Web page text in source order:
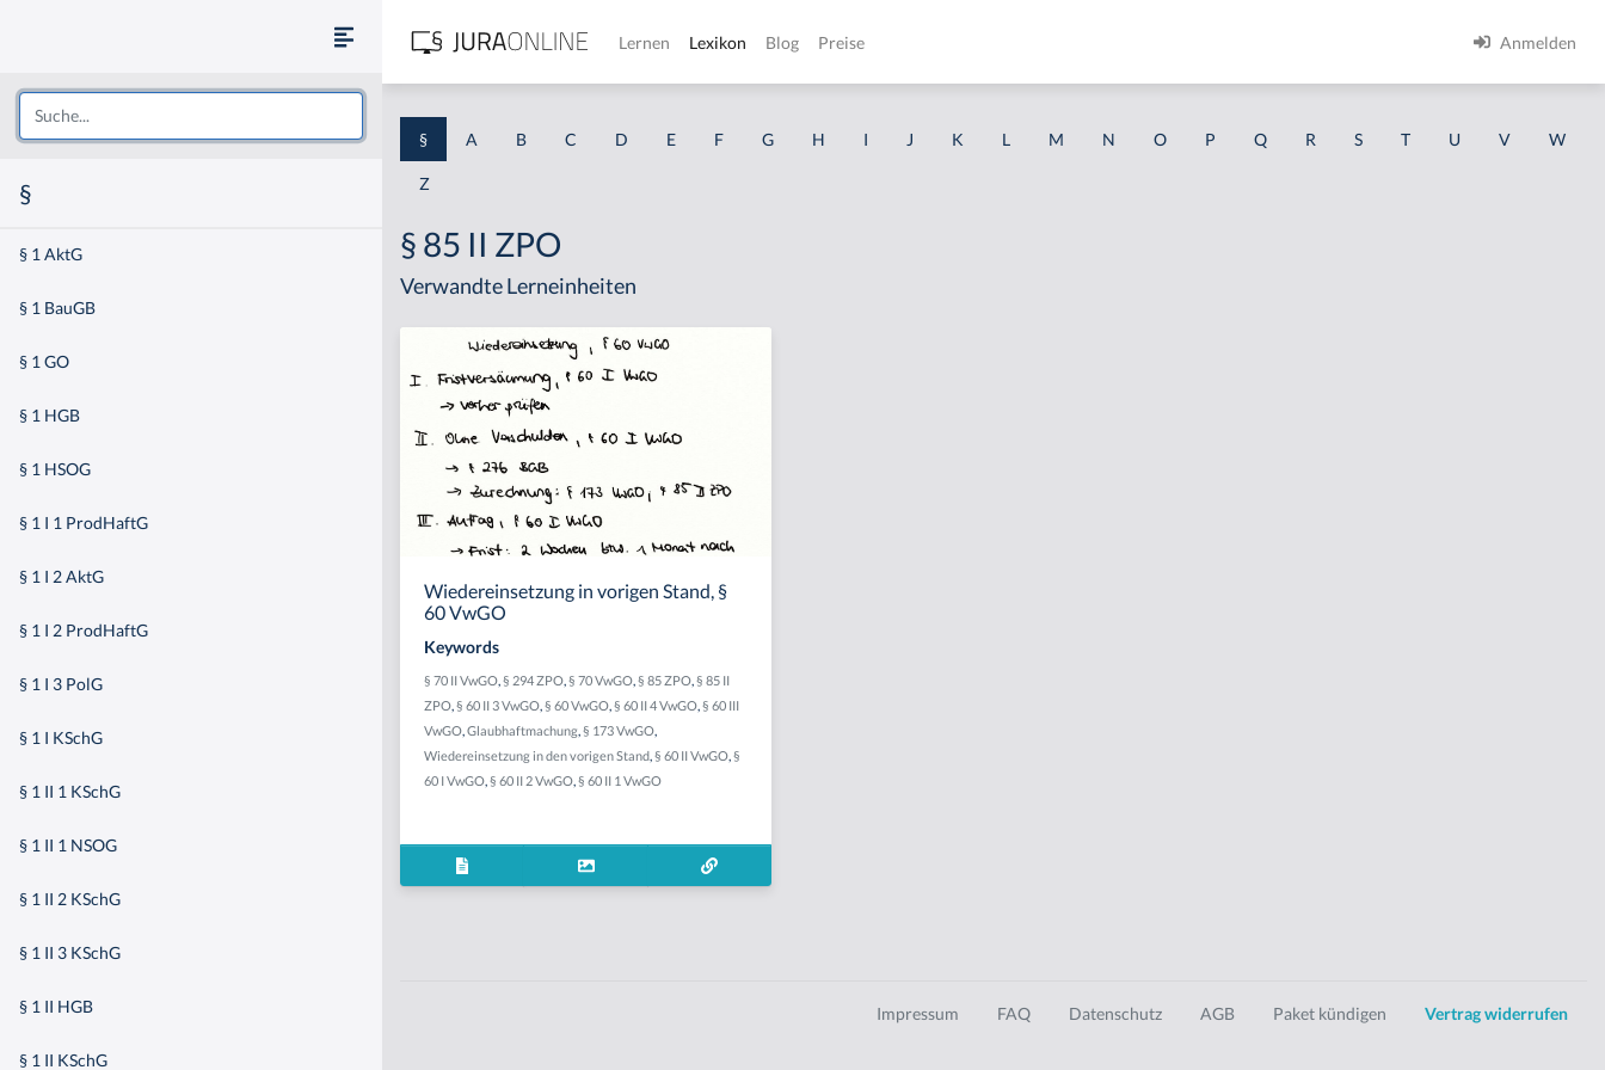
§
§ 1 AktG
§ 1 BauGB
§ 1 GO
§ 1 HGB
§ 1 HSOG
§ 1 I 1 ProdHaftG
§ 1 I 2 AktG
§ 1 I 2 ProdHaftG
§ 1 I 3 PolG
§ 1 I KSchG
§ 1 II 1 KSchG
§ 1 II 1 NSOG
§ 1 II 2 KSchG
§ 1 II 3 KSchG
§ 1 II HGB
§ 1 II KSchG
Lernen Lexikon Blog Preise Anmelden
§ A B C D E F G H I J K L M N O P Q R S T U V W
Z
§ 85 II ZPO
Verwandte Lerneinheiten
Wiedereinsetzung in vorigen Stand, §
60 VwGO
Keywords
§ 70 II VwGO,§ 294 ZPO,§ 70 VwGO,§ 85 ZPO,§ 85 II
ZPO,§ 60 II 3 VwGO,§ 60 VwGO,§ 60 II 4 VwGO,§ 60 III
VwGO,Glaubhaftmachung,§ 173 VwGO,
Wiedereinsetzung in den vorigen Stand,§ 60 II VwGO,§
60 I VwGO,§ 60 II 2 VwGO,§ 60 II 1 VwGO
Impressum FAQ Datenschutz AGB Paket kündigen Vertrag widerrufen